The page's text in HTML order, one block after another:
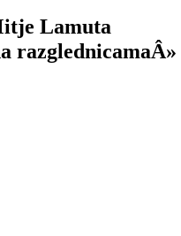
Lamuta
razglednicamaÂ»